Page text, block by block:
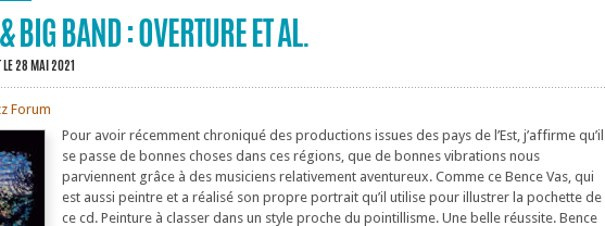
BIG BAND : OVERTURE ET AL.
LE 28 MAI 2021
Forum
Pour avoir récemment chroniqué des productions issues des pays de l’Est, j’affirme qu’il
se passe de bonnes choses dans ces régions, que de bonnes vibrations nous
parviennent grâce à des musiciens relativement aventureux. Comme ce Bence Vas, qui
est aussi peintre et a réalisé son propre portrait qu’il utilise pour illustrer la pochette de
ce cd. Peinture à classer dans un style proche du pointillisme. Une belle réussite. Bence